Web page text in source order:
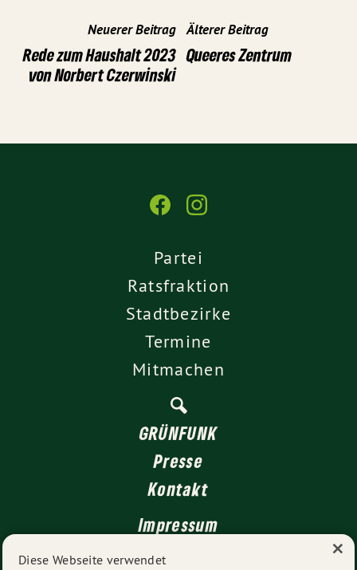
Neuerer Beitrag
Rede zum Haushalt 2023
von Norbert Czerwinski
Älterer Beitrag
Queeres Zentrum
Partei
Ratsfraktion
Stadtbezirke
Termine
Mitmachen
GRÜNFUNK
Presse
Kontakt
Impressum
Datenschutz
Diese Webseite verwendet ×